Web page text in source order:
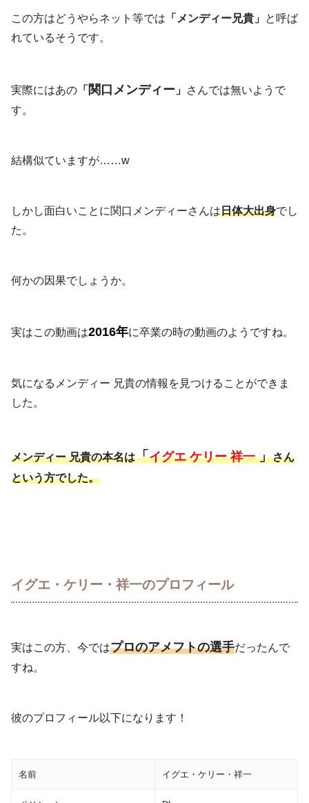
この方はどうやらネット等では 「 メンディー兄貴 」 と呼ば
れているそうです。
実際にはあの 「 関口メンディー 」 さんでは無いようで
す。
結構似ていますが……w
しかし面白いことに関口メンディーさんは日体大出身でし
た。
何かの因果でしょうか。
実はこの動画は2016年に卒業の時の動画のようですね。
気になるメンディー 兄貴の情報を見つけることができま
した。
メンディー 兄貴の本名は「イグエ ケリー 祥一」さん
という方でした。
イグエ・ケリー・祥一のプロフィール
実はこの方、今ではプロのアメフトの選手だったんで
すね。
彼のプロフィール以下になります！
名前 イグエ・ケリー・祥一